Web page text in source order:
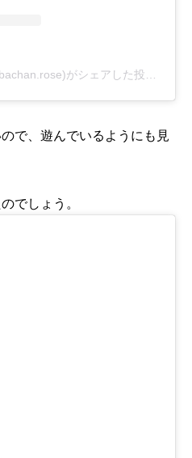
がシェアした投稿
で、遊んでいるようにも見
でしょう。